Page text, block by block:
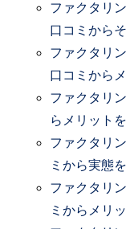
ファクタリ
口コミから
ファクタリ
口コミから
ファクタリ
らメリット
ファクタリ
ミから実態
ファクタリ
ミからメリ